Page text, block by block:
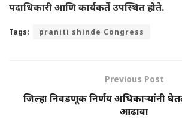
पदाधिकारी आणि कार्यकर्ते उपस्थित होते.
Tags: praniti shinde Congress
Previous Post
जिल्हा निवडणूक निर्णय अधिकाऱ्यांनी
आढावा